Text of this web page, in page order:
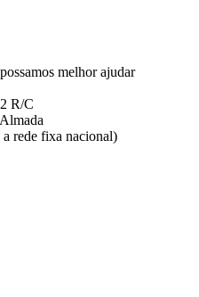
melhor ajudar
R/C
rede fixa nacional)